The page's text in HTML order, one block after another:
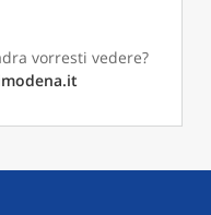
vorresti vedere?